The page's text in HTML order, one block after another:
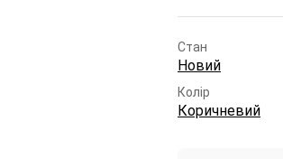
Стан
Новий
Колір
Коричневий